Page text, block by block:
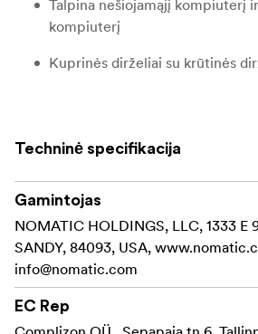
Talpina nešiojamąjį kompiuterį
kompiuterį
Kuprinės dirželiai su krūtinės
Vertikali bagažo praėjimo anga
YKK užtrauktukai
Kišenė su RFID apsauga
Pagaminta iš patvaraus, vandeniui
Techninė specifikacija
Gamintojas
NOMATIC HOLDINGS, LLC, 1333 E
SANDY, 84093, USA,
info@nomatic.com
EC Rep